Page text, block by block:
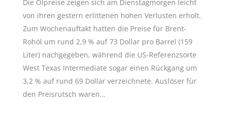
Die Ölpreise zeigen sich am Dienstagmorgen leicht
von ihren gestern erlittenen hohen Verlusten erholt.
Zum Wochenauftakt hatten die Preise für Brent-
Rohöl um rund 2,9 % auf 73 Dollar pro Barrel (159
Liter) nachgegeben, während die US-Referenzsorte
West Texas Intermediate sogar einen Rückgang um
3,2 % auf rund 69 Dollar verzeichnete. Auslöser für
den Preisrutsch waren…